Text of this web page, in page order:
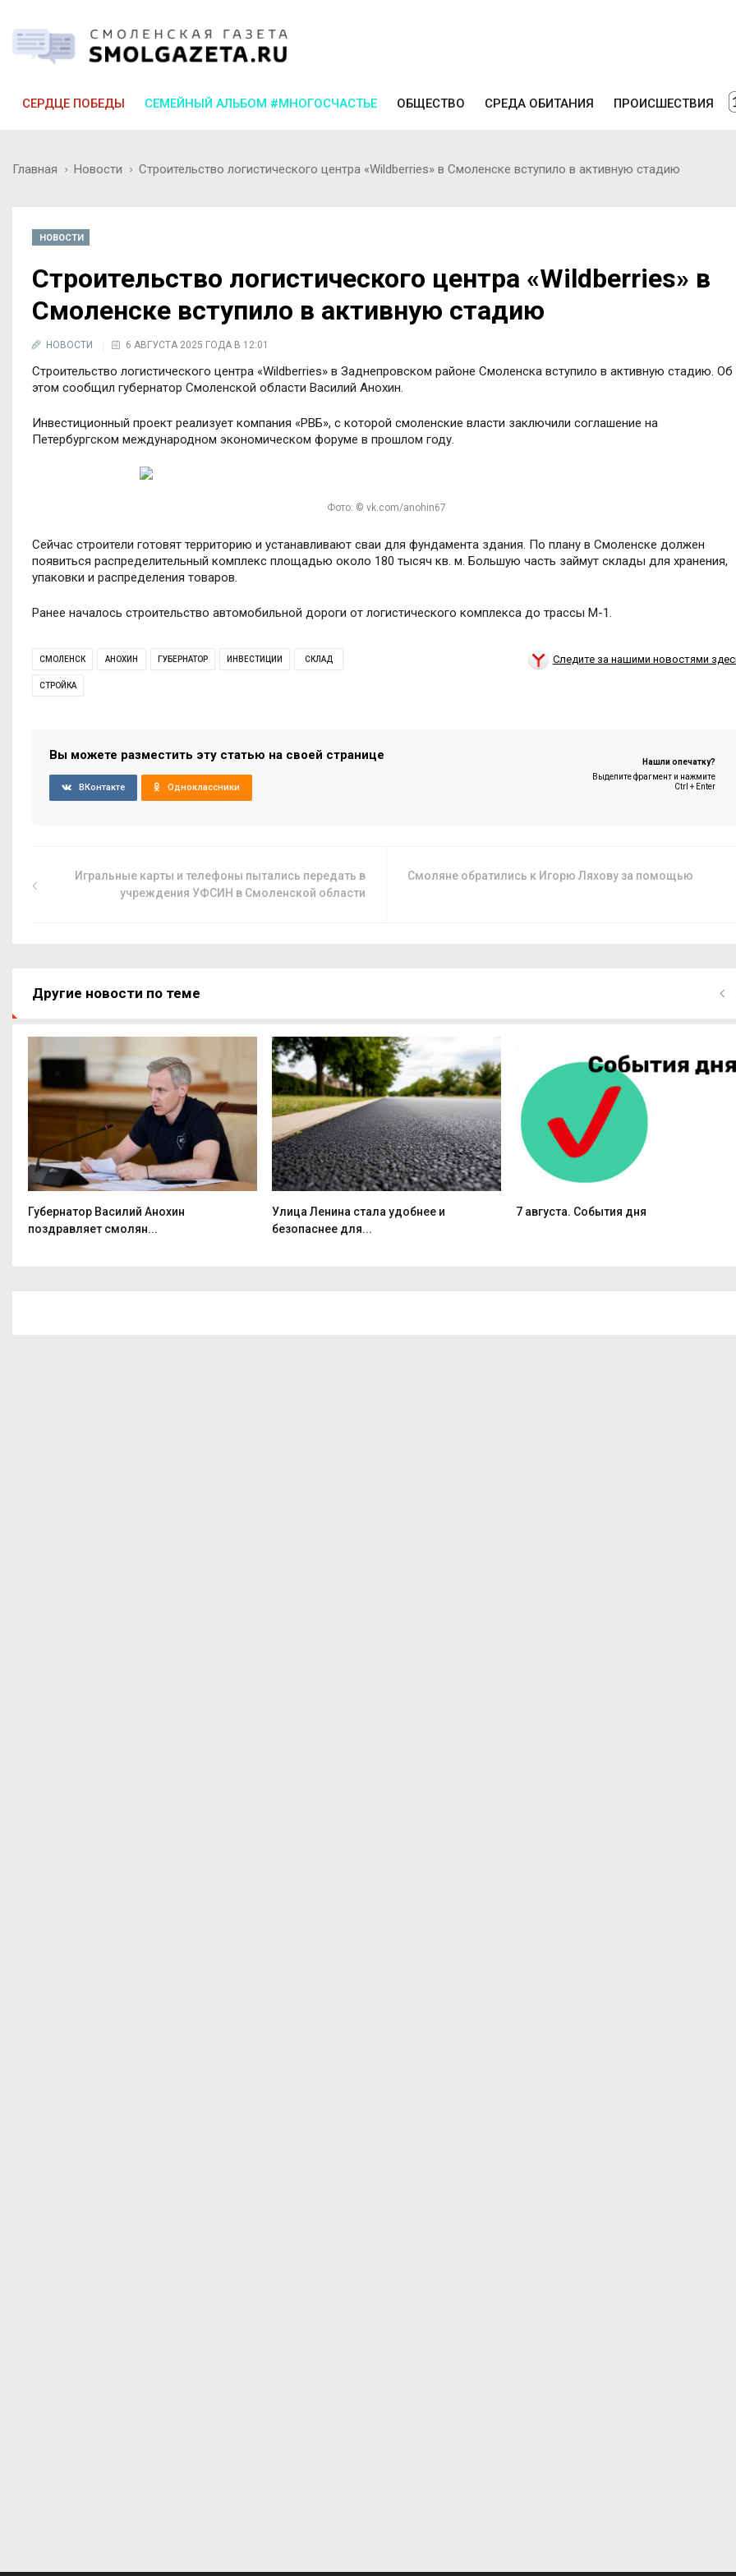
СЕРДЦЕ ПОБЕДЫ СЕМЕЙНЫЙ АЛЬБОМ #МНОГОСЧАСТЬЕ ОБЩЕСТВО СРЕДА ОБИТАНИЯ ПРОИСШЕСТВИЯ
Главная Новости Строительство логистического центра «Wildberries» в Смоленске вступило в активную стадию
НОВОСТИ
Строительство логистического центра «Wildberries» в
Смоленске вступило в активную стадию
НОВОСТИ 6 АВГУСТА 2025 ГОДА В 12:01
Строительство логистического центра «Wildberries» в Заднепровском районе Смоленска вступило в активную стадию. Об
этом сообщил губернатор Смоленской области Василий Анохин.
Инвестиционный проект реализует компания «РВБ», с которой смоленские власти заключили соглашение на
Петербургском международном экономическом форуме в прошлом году.
Фото: © vk.com/anohin67
Сейчас строители готовят территорию и устанавливают сваи для фундамента здания. По плану в Смоленске должен
появиться распределительный комплекс площадью около 180 тысяч кв. м. Большую часть займут склады для хранения,
упаковки и распределения товаров.
Ранее началось строительство автомобильной дороги от логистического комплекса до трассы М-1.
СМОЛЕНСК АНОХИН ГУБЕРНАТОР ИНВЕСТИЦИИ СКЛАД
СТРОЙКА
Следите за нашими новостями
Вы можете разместить эту статью на своей странице
ВКонтакте Одноклассники
Нашли опечатку?
Выделите фрагмент и нажмите
Ctrl + Enter
Игральные карты и телефоны пытались передать в
учреждения УФСИН в Смоленской области
Смоляне обратились к Игорю Ляхову за помощью
Другие новости по теме
Губернатор Василий Анохин
поздравляет смолян...
Улица Ленина стала удобнее и
безопаснее для...
7 августа. События дня